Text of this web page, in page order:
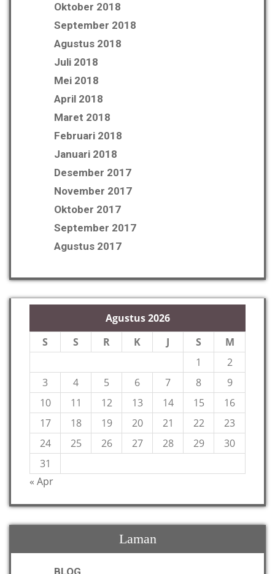
Oktober 2018
September 2018
Agustus 2018
Juli 2018
Mei 2018
April 2018
Maret 2018
Februari 2018
Januari 2018
Desember 2017
November 2017
Oktober 2017
September 2017
Agustus 2017
Agustus 2026
S
S R K J S
M
1
2
3
4 5 6 7 8
9
10
11 12 13 14 15
16
17
18 19 20 21 22
23
24
25 26 27 28 29
30
31
« Apr
Laman